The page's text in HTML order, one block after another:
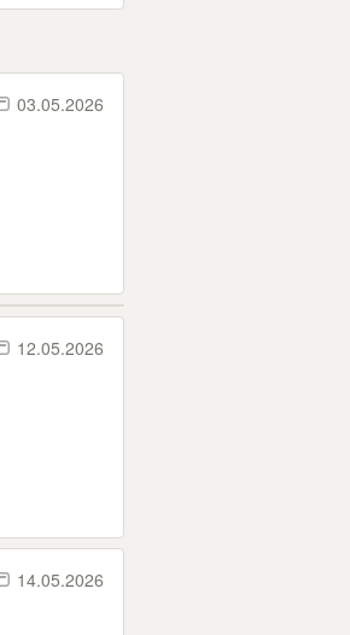
03.05.2026
12.05.2026
14.05.2026